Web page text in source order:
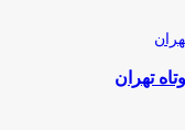
تهران